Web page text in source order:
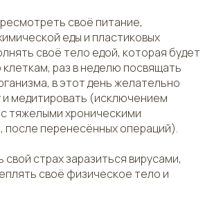
своё питание,
еды и пластиковых
своё тело едой, которая будет
раз в неделю посвящать
в этот день желательно
и медитировать (исключением
тяжелыми хроническими
после перенесённых операций).
страх заразиться вирусами,
своё физическое тело и